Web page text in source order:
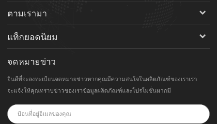
ตามเรามา
แท็กยอดนิยม
จดหมายข่าว
ยินดีที่จะลงทะเบียนจดหมายข่าวหากคุณมีความสนใจในผลิตภัณฑ์ของเราเรา
จะแจ้งให้คุณทราบข่าวของเราข้อมูลผลิตภัณฑ์และโปรโมชั่นหากมี